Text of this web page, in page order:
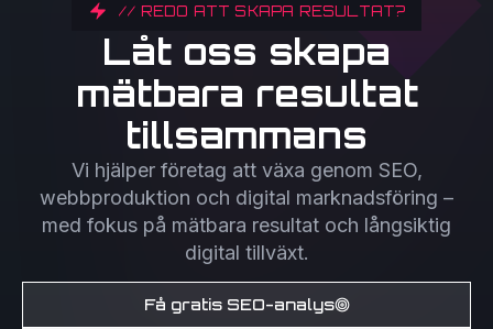
// REDO ATT SKAPA RESULTAT?
Låt oss skapa
mätbara resultat
tillsammans
Vi hjälper företag att växa genom SEO,
webbproduktion och digital marknadsföring –
med fokus på mätbara resultat och långsiktig
digital tillväxt.
Få gratis SEO-analys